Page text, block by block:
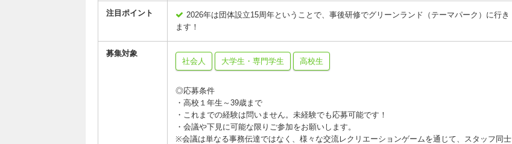
注目ポイント
2026年は団体設立15周年ということで、事後研修でグリーンランド（テーマパーク）に行き
ます！
募集対象
社会人
大学生・専門学生 高校生
◎応募条件
・高校１年生～39歳まで
・これまでの経験は問いません。未経験でも応募可能です！
・会議や下見に可能な限りご参加をお願いします。
※会議は単なる事務伝達ではなく、様々な交流レクリエーションゲームを通じて、スタッフ同士